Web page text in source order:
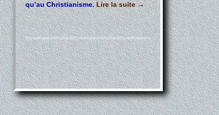
qu’au Christianisme.Lire la suite→